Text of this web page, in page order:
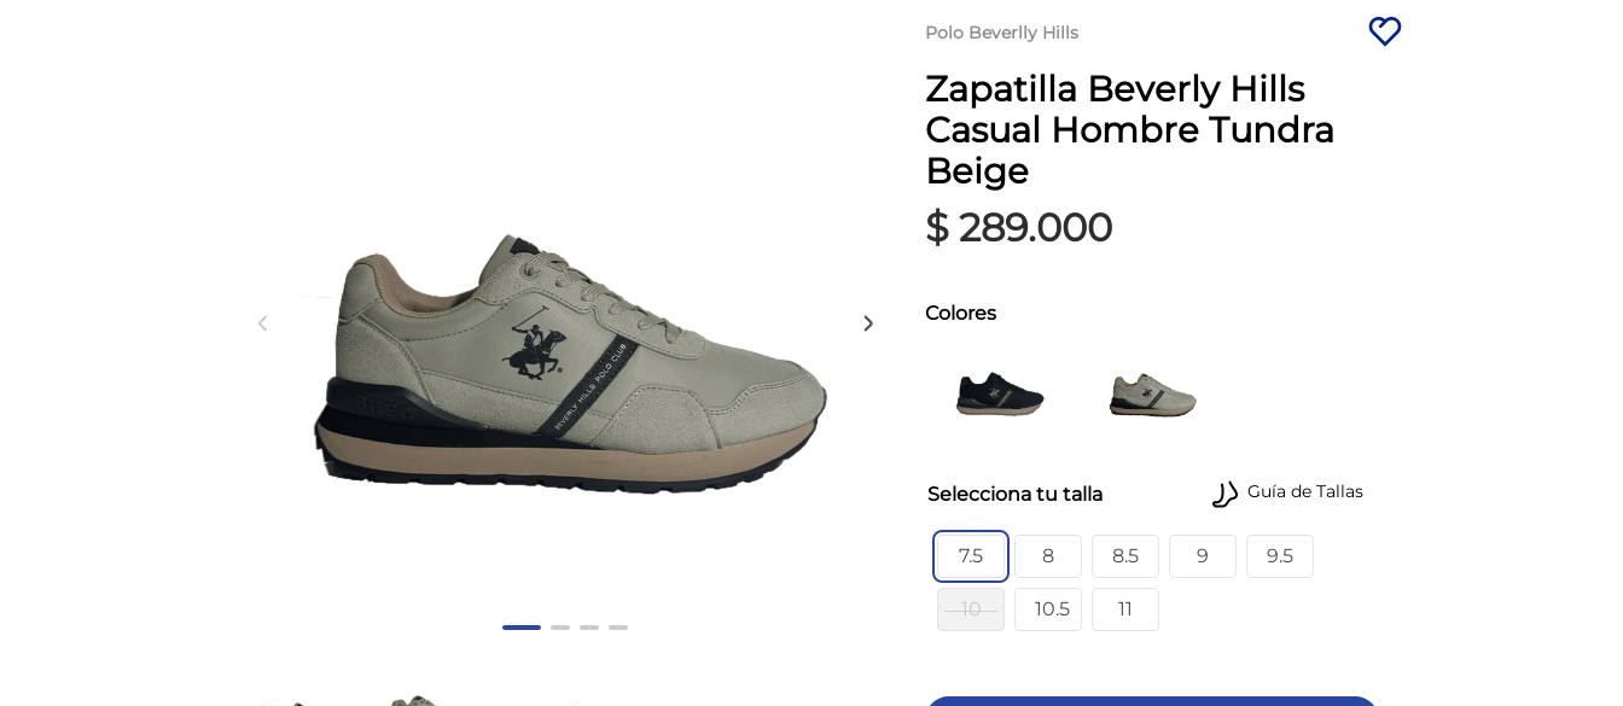
Polo Beverlly Hills
Zapatilla Beverly Hills
Casual Hombre Tundra
Beige
$ 289.000
Colores
Guía de Tallas
talla
10 10.5 11
7.5 8 8.5 9 9.5